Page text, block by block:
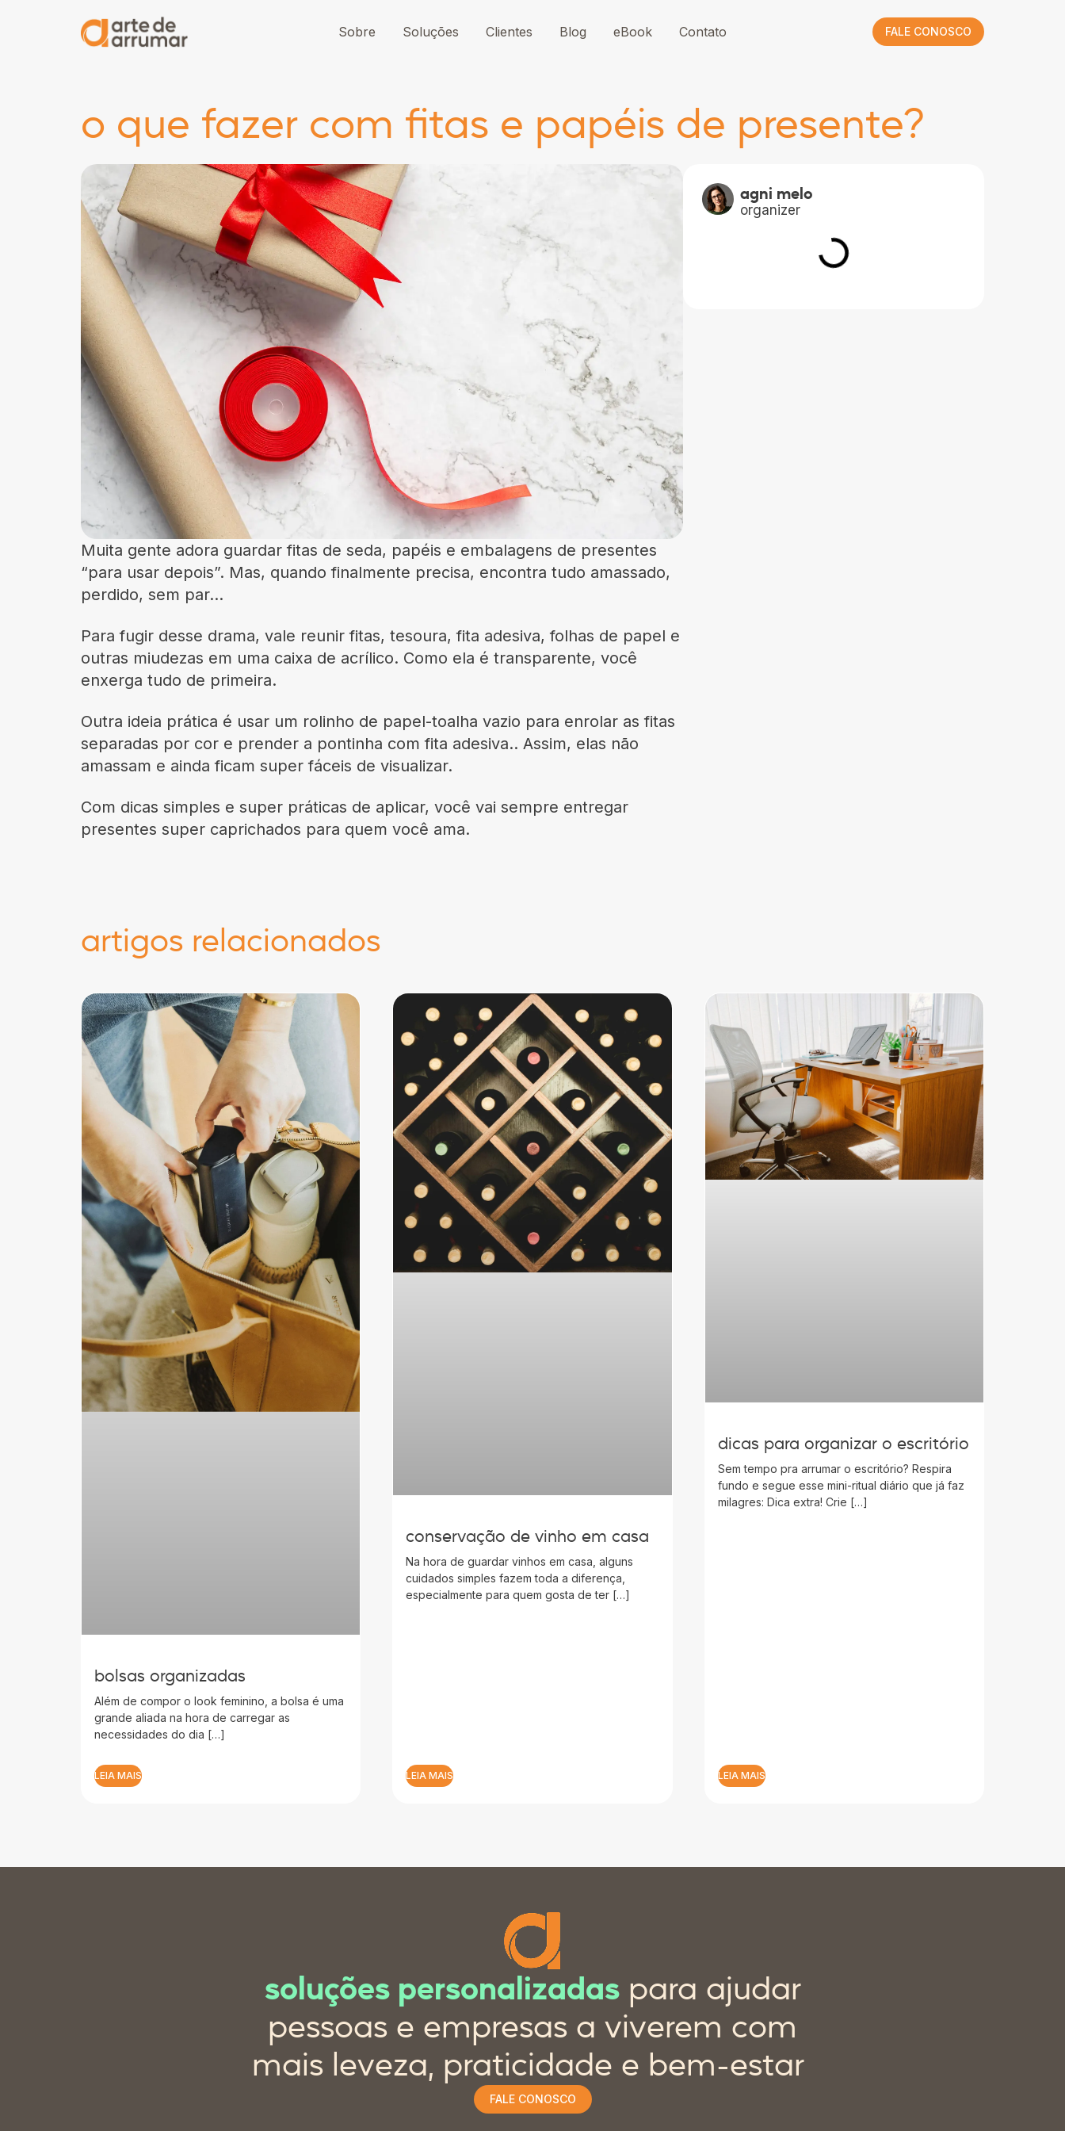
Sobre Soluções Clientes Blog eBook Contato FALE CONOSCO
o que fazer com fitas e papéis de presente?
agni melo
organizer
Muita gente adora guardar fitas de seda, papéis e embalagens de presentes
“para usar depois”. Mas, quando finalmente precisa, encontra tudo amassado,
perdido, sem par…
Para fugir desse drama, vale reunir fitas, tesoura, fita adesiva, folhas de papel e
outras miudezas em uma caixa de acrílico. Como ela é transparente, você
enxerga tudo de primeira.
Outra ideia prática é usar um rolinho de papel-toalha vazio para enrolar as fitas
separadas por cor e prender a pontinha com fita adesiva.. Assim, elas não
amassam e ainda ficam super fáceis de visualizar.
Com dicas simples e super práticas de aplicar, você vai sempre entregar
presentes super caprichados para quem você ama.
artigos relacionados
bolsas organizadas
Além de compor o look feminino, a bolsa é uma
grande aliada na hora de carregar as
necessidades do dia […]
LEIA MAIS
conservação de vinho em casa
Na hora de guardar vinhos em casa, alguns
cuidados simples fazem toda a diferença,
especialmente para quem gosta de ter […]
LEIA MAIS
dicas para organizar o escritório
Sem tempo pra arrumar o escritório? Respira
fundo e segue esse mini-ritual diário que já faz
milagres: Dica extra! Crie […]
LEIA MAIS
soluções personalizadaspara ajudar
pessoas e empresas a viverem com
mais leveza, praticidade e bem-estar
FALE CONOSCO